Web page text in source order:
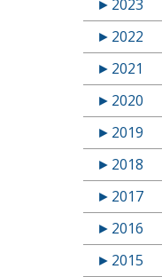
► 2023
► 2022
► 2021
► 2020
► 2019
► 2018
► 2017
► 2016
► 2015